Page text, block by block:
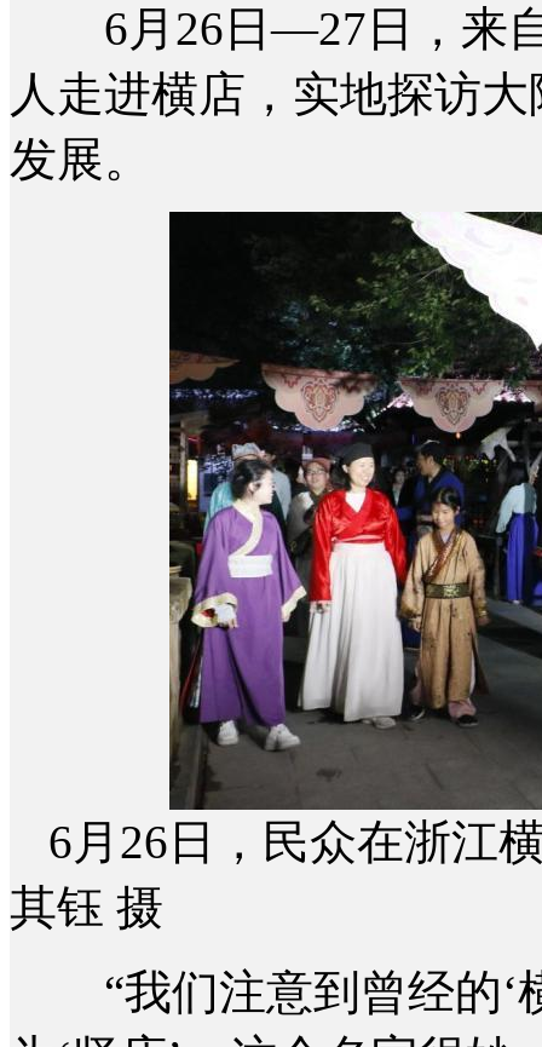
6月26日—27日，来自
人走进横店，实地探访
发展。
6月26日，民众在浙江
其钰 摄
“我们注意到曾经的‘